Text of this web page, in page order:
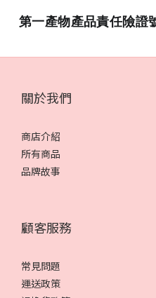
第一產物產品責任險
關於我們
商店介紹
所有商品
品牌故事
顧客服務
常見問題
運送政策